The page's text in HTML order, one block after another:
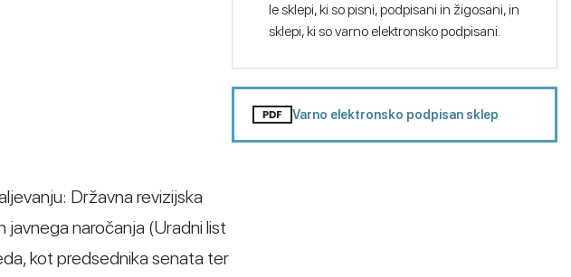
Državna revizijska
javnega naročanja (Uradni list
kot predsednika senata ter
le sklepi, ki so pisni, podpisani in žigosani, in
sklepi, ki so varno elektronsko podpisani.
Varno elektronsko podpisan sklep